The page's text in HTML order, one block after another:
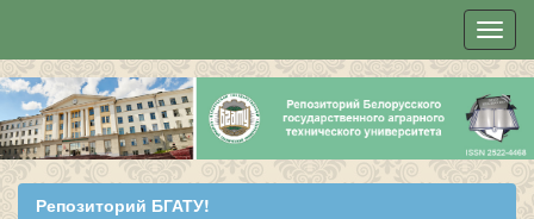
Skip
navigation
Репозиторий БГАТУ!